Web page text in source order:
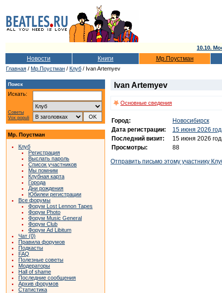
10.10.
Новости Книги Мр.Поустман
Главная / Мр.Поустман / Клуб / Ivan Artemyev
Поиск
Искать:
Советы
Vox populi
Мр. Поустман
Клуб
Регистрация
Выслать пароль
Список участников
Мы помним
Клубная карта
Города
Дни рождения
Юбилеи регистрации
Все форумы
Форум Lost Lennon Tapes
Форум Photo
Форум Music General
Форум Club
Форум Ad Libitum
Чат (0)
Правила форумов
Подкасты
FAQ
Полезные советы
Модераторы
Hall of shame
Последние сообщения
Архив форумов
Статистика
Ivan Artemyev
Основные сведения
Город:
Новосибирск
Дата регистрации:
15 июня 2026
Последний визит:
15 июня 2026
Просмотры:
88
Отправить письмо этому участнику